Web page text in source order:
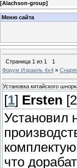
[Alachson-group]
Меню сайта
Страница 1 из 1
1
Форум Израиль 4х4 »
Установка китайского
[1] Ersten
Установил
что